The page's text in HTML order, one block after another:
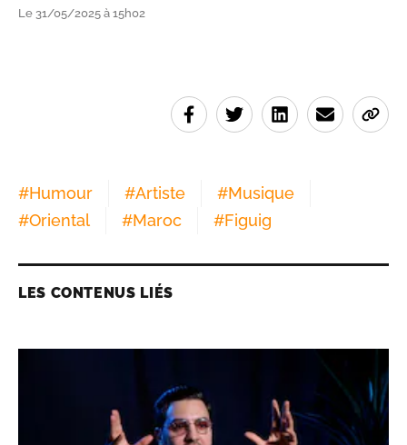
Le 31/05/2025 à 15h02
#Humour #Artiste #Musique
#Oriental #Maroc #Figuig
LES CONTENUS LIÉS